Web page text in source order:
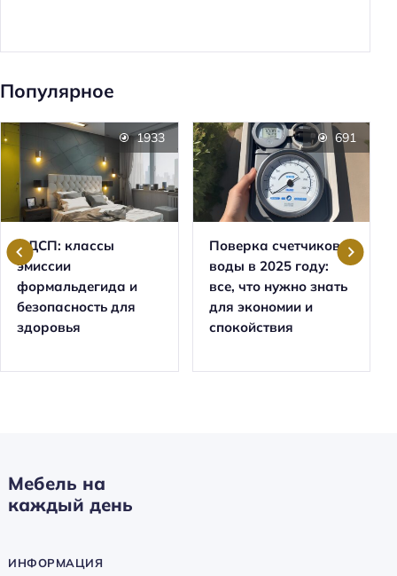
Популярное
ЛДСП: классы
эмиссии
формальдегида и
безопасность для
здоровья
1933
Поверка счетчиков
воды в 2025 году:
все, что нужно знать
для экономии и
спокойствия
691
Мебель на
каждый день
ИНФОРМАЦИЯ